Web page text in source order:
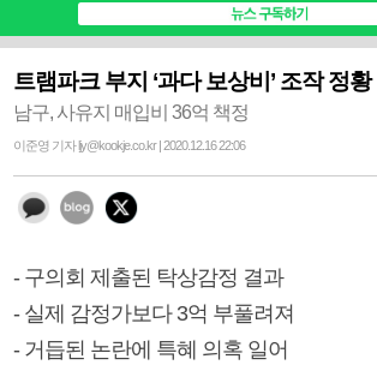
트램파크 부지 ‘과다 보상비’ 조작 정황
남구, 사유지 매입비 36억 책정
이준영 기자 ljy@kookje.co.kr | 2020.12.16 22:06
- 구의회 제출된 탁상감정 결과
- 실제 감정가보다 3억 부풀려져
- 거듭된 논란에 특혜 의혹 일어